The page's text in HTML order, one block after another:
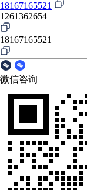
18167165521
1261362654
18167165521
微信咨询